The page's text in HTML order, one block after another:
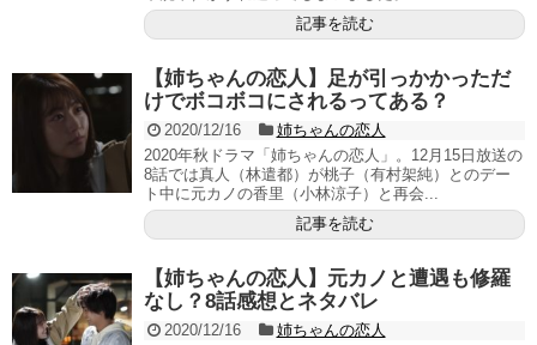
記事を読む
【姉ちゃんの恋人】足が引っかかっただ
けでボコボコにされるってある？
2020/12/16
姉ちゃんの恋人
2020年秋ドラマ「姉ちゃんの恋人」。12月15日放送の
8話では真人（林遣都）が桃子（有村架純）とのデー
ト中に元カノの香里（小林涼子）と再会...
記事を読む
【姉ちゃんの恋人】元カノと遭遇も修羅
なし？8話感想とネタバレ
2020/12/16
姉ちゃんの恋人